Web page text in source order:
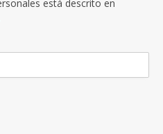
está descrito en